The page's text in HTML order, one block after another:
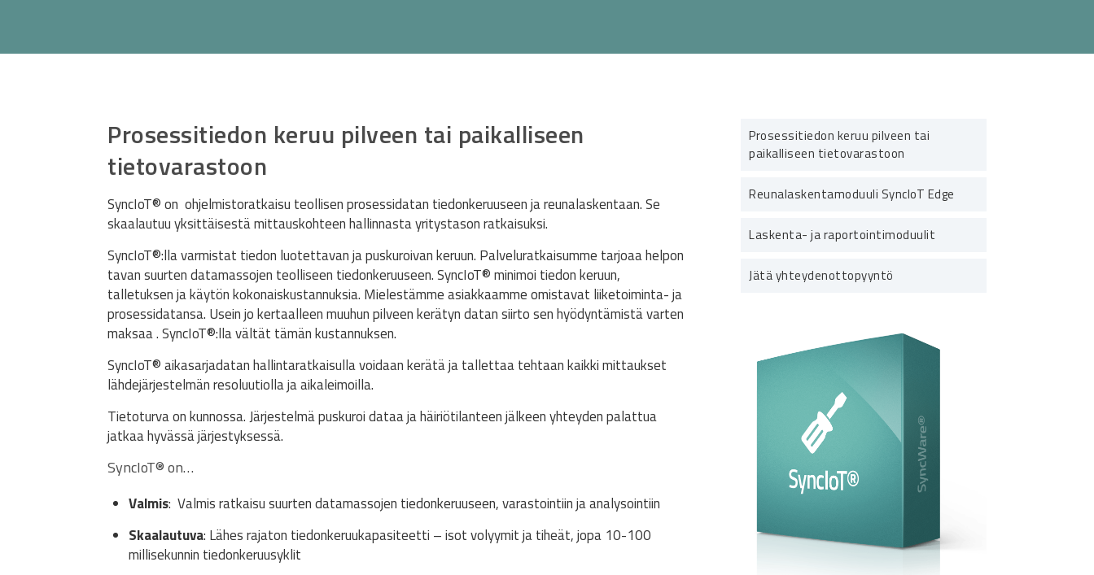
Prosessitiedon keruu pilveen tai paikalliseen
tietovarastoon
SyncIoT®on ohjelmistoratkaisu teollisen prosessidatan tiedonkeruuseen ja reunalaskentaan. Se
skaalautuu yksittäisestä mittauskohteen hallinnasta yritystason ratkaisuksi.
SyncIoT®:lla varmistat tiedon luotettavan ja puskuroivan keruun. Palveluratkaisumme tarjoaa helpon
tavan suurten datamassojen teolliseen tiedonkeruuseen. SyncIoT®minimoi tiedon keruun,
talletuksen ja käytön kokonaiskustannuksia. Mielestämme asiakkaamme omistavat liiketoiminta- ja
prosessidatansa. Usein jo kertaalleen muuhun pilveen kerätyn datan siirto sen hyödyntämistä varten
maksaa . SyncIoT®:lla vältät tämän kustannuksen.
SyncIoT®aikasarjadatan hallintaratkaisulla voidaan kerätä ja tallettaa tehtaan kaikki mittaukset
lähdejärjestelmän resoluutiolla ja aikaleimoilla.
Tietoturva on kunnossa. Järjestelmä puskuroi dataa ja häiriötilanteen jälkeen yhteyden palattua
jatkaa hyvässä järjestyksessä.
SyncIoT®on…
Valmis: Valmis ratkaisu suurten datamassojen tiedonkeruuseen, varastointiin ja analysointiin
Skaalautuva: Lähes rajaton tiedonkeruukapasiteetti – isot volyymit ja tiheät, jopa 10-100
millisekunnin tiedonkeruusyklit
Prosessitiedon keruu pilveen tai
paikalliseen tietovarastoon
Reunalaskentamoduuli SyncIoT Edge
Laskenta- ja raportointimoduulit
Jätä yhteydenottopyyntö